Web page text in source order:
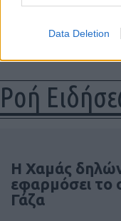
Data Deletion
Ροή
Η Χαμάς
εφαρμόσει το
Γάζα